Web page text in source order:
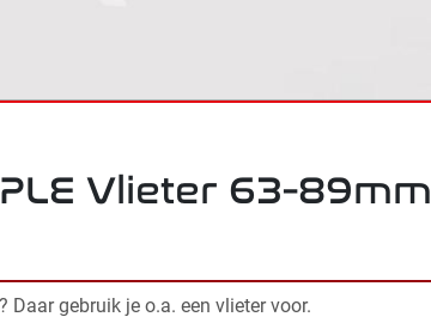
Vlieter 63-89mm
Daar gebruik je o.a. een vlieter voor.